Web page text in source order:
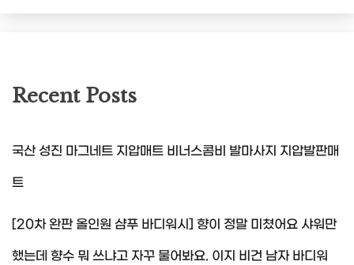
Recent Posts
국산 성진 마그네트 지압매트 비너스콤비 발마사지 지압발판매
트
[20차 완판 올인원 샴푸 바디워시] 향이 정말 미쳤어요 샤워만
했는데 향수 뭐 쓰냐고 자꾸 물어봐요. 이지 비건 남자 바디워